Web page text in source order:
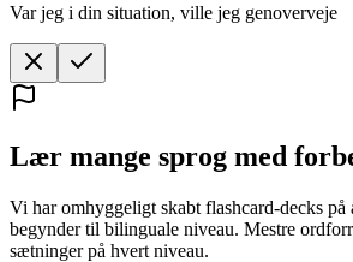
Var jeg i din situation, ville jeg genoverveje
Lær mange sprog med
Vi har omhyggeligt skabt flashcard-decks på
begynder til bilinguale niveau. Mestre
sætninger på hvert niveau.